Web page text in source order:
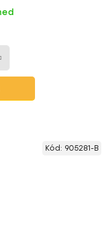
Kód: 905281-B